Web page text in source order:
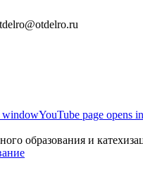
windowYouTube page opens
образования и